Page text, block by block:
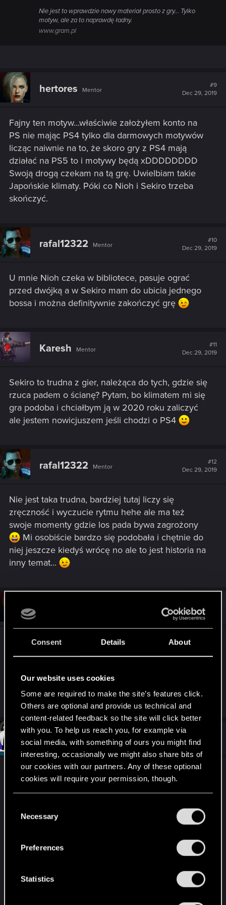
Consent Details About
Our website uses cookies
Some are required to make the site’s features click.
Others are optional and provide us technical and
content-related feedback so the site will click better
with you. To help us reach you, for example via
social media, with something of ours you might find
interesting, occasionally we might also share bits of
our cookies with our partners. Any of these optional
cookies will require your permission, though.
and tweak your preferences regarding them in the
Necessary
Preferences
Statistics
Nie jest to wprawdzie nowy materiał prosto z gry… Tylko
motyw, ale za to naprawdę ładny.
www.gram.pl
hertores Mentor
#9
Dec 29, 2019
Fajny ten motyw...właściwie założyłem konto na
PS nie mając PS4 tylko dla darmowych motywów
licząc naiwnie na to, że skoro gry z PS4 mają
działać na PS5 to i motywy będą xDDDDDDDD
Swoją drogą czekam na tą grę. Uwielbiam takie
Japońskie klimaty. Póki co Nioh i Sekiro trzeba
skończyć.
rafal12322 Mentor
#10
Dec 29, 2019
U mnie Nioh czeka w bibliotece, pasuje ograć
przed dwójką a w Sekiro mam do ubicia jednego
bossa i można definitywnie zakończyć grę
Karesh Mentor
#11
Dec 29, 2019
Sekiro to trudna z gier, należąca do tych, gdzie się
rzuca padem o ścianę? Pytam, bo klimatem mi się
gra podoba i chciałbym ją w 2020 roku zaliczyć
ale jestem nowicjuszem jeśli chodzi o PS4
rafal12322 Mentor
#12
Dec 29, 2019
Nie jest taka trudna, bardziej tutaj liczy się
zręczność i wyczucie rytmu hehe ale ma też
swoje momenty gdzie los pada bywa zagrożony
Mi osobiście bardzo się podobała i chętnie do
niej jeszcze kiedyś wrócę no ale to jest historia na
inny temat...
Dec 29, 2019
Dokładnie xD Ludzie uważają ją za trudniejszą od
DS dlatego, że same odskoki nie wystarczą i
ostatni boss aby zakończenie zobaczyć i dwóch
opcjonalnych (demon i sowa)
Szincza Moderator
Mar 5, 2020
Odkurzam.